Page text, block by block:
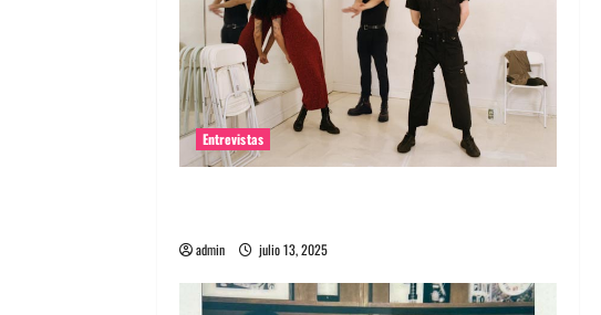
Entrevistas
admin julio 13, 2025